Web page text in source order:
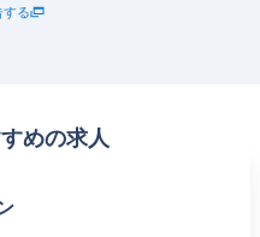
する
めの求人